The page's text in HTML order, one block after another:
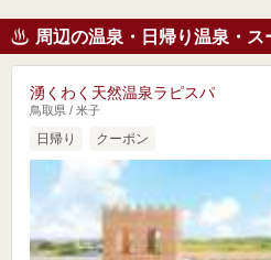
周辺の温泉・日帰り温泉・ス
湧くわく天然温泉ラピスパ
鳥取県 / 米子
日帰り クーポン